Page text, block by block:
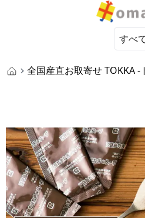
全国産直お取寄せ TOKKA -